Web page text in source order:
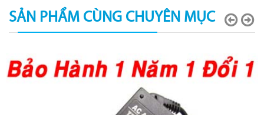
SẢN PHẨM CÙNG CHUYÊN MỤC